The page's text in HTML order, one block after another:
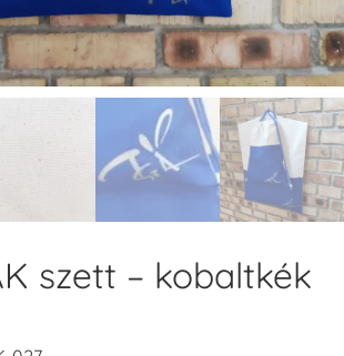
szett – kobaltkék